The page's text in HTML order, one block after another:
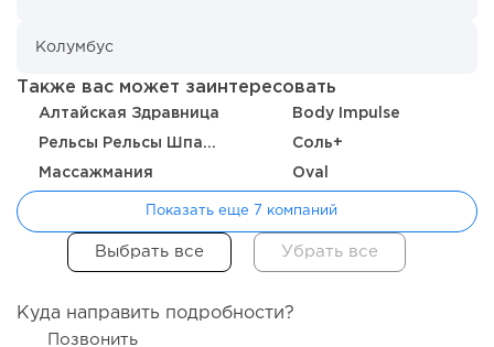
143 10
миллиарды:...
Также вас может заинтересовать
Алтайская Здравница Body Impulse
Рельсы Рельсы Шпалы Шпалы Соль+
Массажмания Oval
Показать еще 7 компаний
Куда направить подробности?
Позвонить